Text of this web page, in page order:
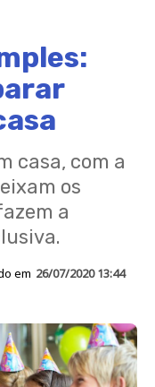
casa, com a
os
a
em 26/07/2020 13:44